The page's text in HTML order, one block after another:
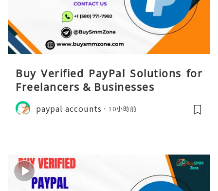
Buy Verified PayPal Solutions for
Freelancers & Businesses
paypal accounts 10小時前